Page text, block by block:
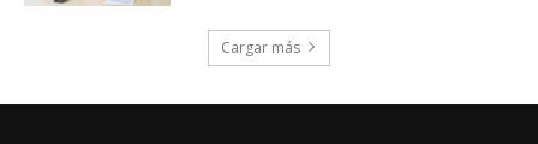
Cargar más